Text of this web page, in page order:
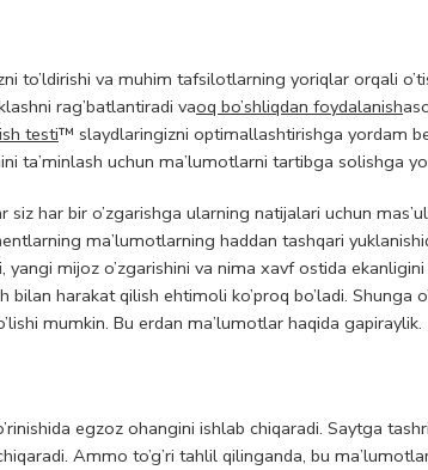
to’ldirishi va muhim tafsilotlarning yoriqlar orqali
rag’batlantiradi vaoq bo’shliqdan foydalanish
testi™ slaydlaringizni optimallashtirishga yordam
ta’minlash uchun ma’lumotlarni tartibga solishga
har bir o’zgarishga ularning natijalari uchun
ma’lumotlarning haddan tashqari
mijoz o’zgarishini va nima xavf ostida
harakat qilish ehtimoli ko’proq bo’ladi. Shunga
mumkin. Bu erdan ma’lumotlar haqida gapiraylik.
egzoz ohangini ishlab chiqaradi. Saytga
Ammo to’g’ri tahlil qilinganda, bu